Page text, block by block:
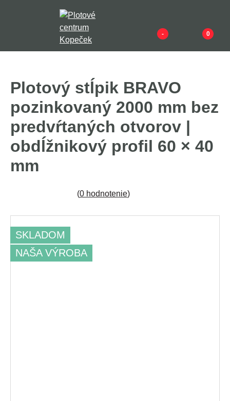
- 0
Plotový stĺpik BRAVO
pozinkovaný 2000 mm bez
predvŕtaných otvorov |
obdĺžnikový profil 60 × 40
mm
(0 hodnotenie)
SKLADOM
NAŠA VÝROBA